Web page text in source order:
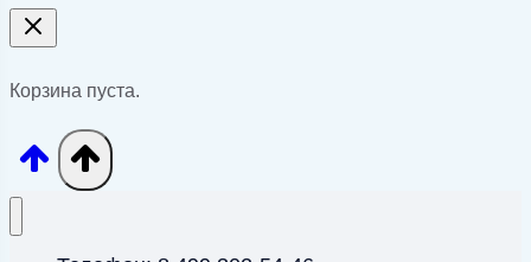
Корзина пуста.